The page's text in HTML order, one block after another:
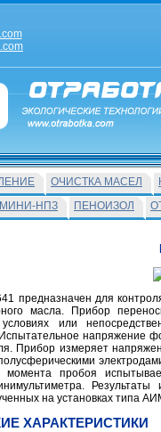
ОЧИСТКА МАСЕЛ
МИНИ-НПЗ ПЕНОИЗОЛ
предназначен для
масла. Прибор
или
напряжение
Прибор измеряет
момента пробоя
на установках типа
ХАРАКТЕРИСТИКИ